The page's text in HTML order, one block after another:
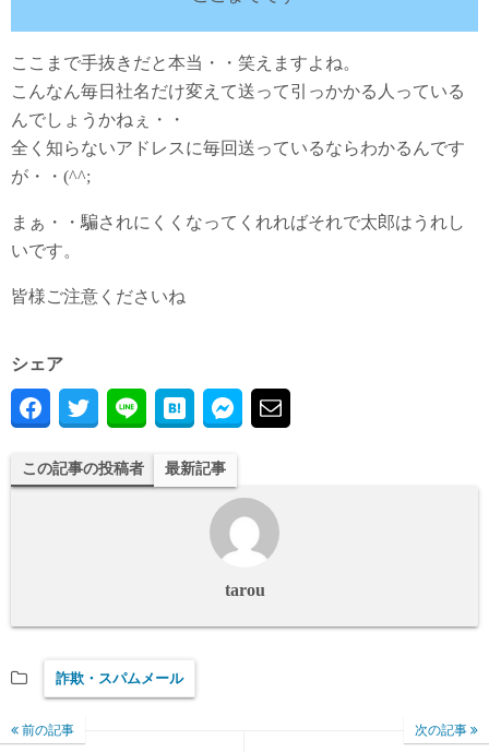
ここまで手抜きだと本当・・笑えますよね。
こんなん毎日社名だけ変えて送って引っかかる人っている
んでしょうかねぇ・・
全く知らないアドレスに毎回送っているならわかるんです
が・・(^^;
まぁ・・騙されにくくなってくれればそれで太郎はうれし
いです。
皆様ご注意くださいね
シェア
この記事の投稿者 最新記事
tarou
詐欺・スパムメール
前の記事 次の記事